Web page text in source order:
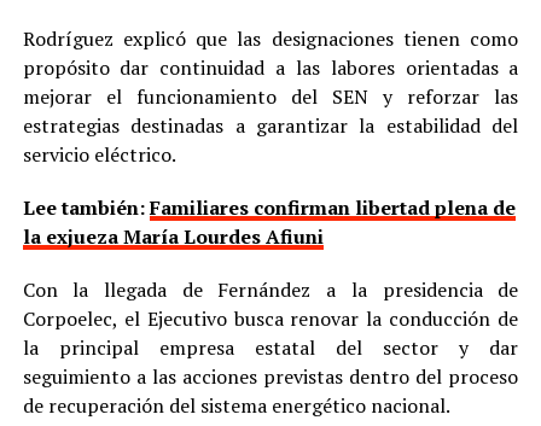
Rodríguez explicó que las designaciones tienen como
propósito dar continuidad a las labores orientadas a
mejorar el funcionamiento del SEN y reforzar las
estrategias destinadas a garantizar la estabilidad del
servicio eléctrico.
Lee también:Familiares confirman libertad plena de
la exjueza María Lourdes Afiuni
Con la llegada de Fernández a la presidencia de
Corpoelec, el Ejecutivo busca renovar la conducción de
la principal empresa estatal del sector y dar
seguimiento a las acciones previstas dentro del proceso
de recuperación del sistema energético nacional.